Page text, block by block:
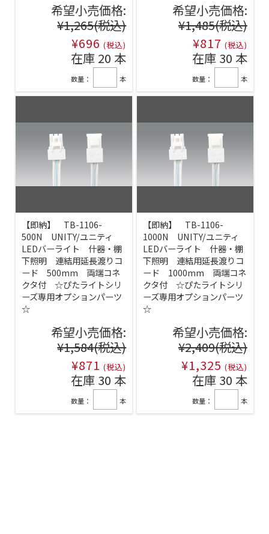
希望小売価格:
¥1,265(税込)
¥696 (税込)
在庫 20 本
数量： 本
希望小売価格:
¥1,485(税込)
¥817 (税込)
在庫 30 本
数量： 本
【即納】 TB-1106-
500N UNITY/ユニティ
LEDバーライト 什器・棚
下照明 連結用延長渡りコ
ード 500mm 両端コネ
クタ付 ☆ぴたライトシリ
ーズ専用オプションパーツ
☆
希望小売価格:
¥1,584(税込)
¥871 (税込)
在庫 30 本
数量： 本
【即納】 TB-1106-
1000N UNITY/ユニティ
LEDバーライト 什器・棚
下照明 連結用延長渡りコ
ード 1000mm 両端コネ
クタ付 ☆ぴたライトシリ
ーズ専用オプションパーツ
☆
希望小売価格:
¥2,409(税込)
¥1,325 (税込)
在庫 30 本
数量： 本